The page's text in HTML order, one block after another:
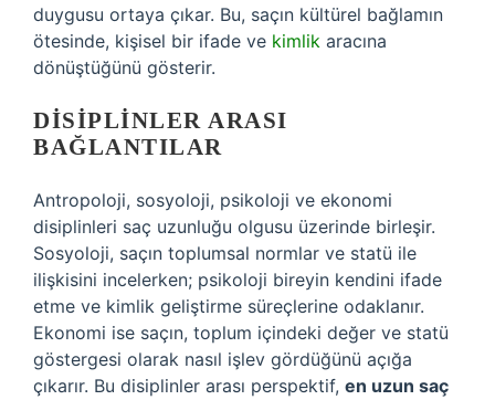
duygusu ortaya çıkar. Bu, saçın kültürel bağlamın
ötesinde, kişisel bir ifade ve kimlik aracına
dönüştüğünü gösterir.
DISIPLINLER ARASI
BAĞLANTILAR
Antropoloji, sosyoloji, psikoloji ve ekonomi
disiplinleri saç uzunluğu olgusu üzerinde birleşir.
Sosyoloji, saçın toplumsal normlar ve statü ile
ilişkisini incelerken; psikoloji bireyin kendini ifade
etme ve kimlik geliştirme süreçlerine odaklanır.
Ekonomi ise saçın, toplum içindeki değer ve statü
göstergesi olarak nasıl işlev gördüğünü açığa
çıkarır. Bu disiplinler arası perspektif, en uzun saç